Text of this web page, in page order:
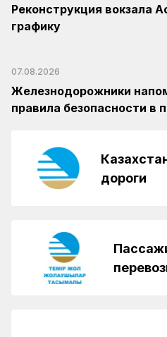
Реконструкция вокзала
графику
07.08.2026
Железнодорожники
правила безопасности в
дороги